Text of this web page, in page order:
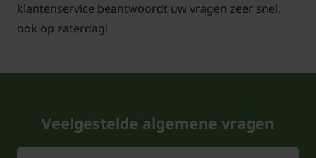
klantenservice beantwoordt uw vragen zeer snel,
ook op zaterdag!
Veelgestelde algemene vragen